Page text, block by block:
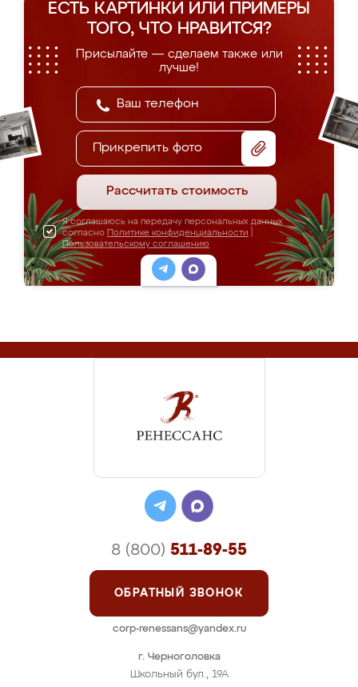
ЕСТЬ КАРТИНКИ ИЛИ ПРИМЕРЫ
ТОГО, ЧТО НРАВИТСЯ?
Присылайте — сделаем также или
лучше!
Прикрепить фото
Рассчитать стоимость
Я соглашаюсь на передачу персональных данных
согласно Политике конфиденциальности
Пользовательскому соглашению
г. Черноголовка
Школьный бул., 19А
8 (800) 511-89-55
ОБРАТНЫЙ ЗВОНОК
corp-renessans@yandex.ru